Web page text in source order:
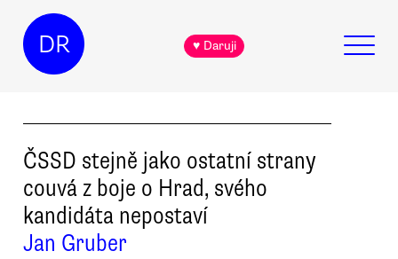
DR ♥ Daruji
ČSSD stejně jako ostatní strany
couvá z boje o Hrad, svého
kandidáta nepostaví
Jan Gruber